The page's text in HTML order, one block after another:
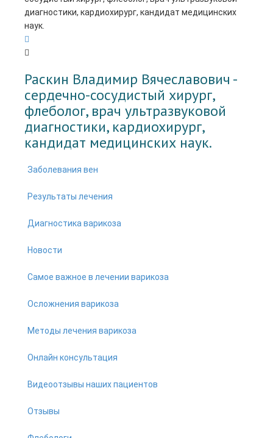
Раскин Владимир Вячеславович -
cердечно-сосудистый хирург,
флеболог, врач ультразвуковой
диагностики, кардиохирург,
кандидат медицинских наук.
Заболевания вен
Результаты лечения
Диагностика варикоза
Новости
Самое важное в лечении варикоза
Осложнения варикоза
Методы лечения варикоза
Онлайн консультация
Видеоотзывы наших пациентов
Отзывы